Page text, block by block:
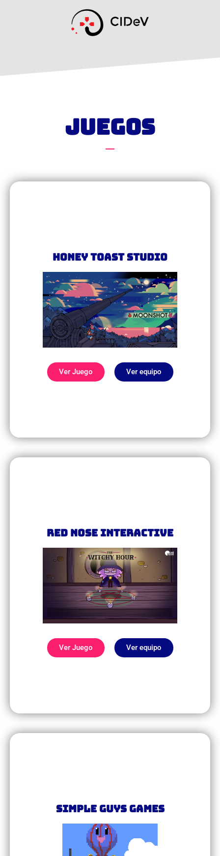
JUEGOS
Honey Toast Studio
Ver Juego Ver equipo
Red Nose Interactive
Ver Juego Ver equipo
Simple Guys Games